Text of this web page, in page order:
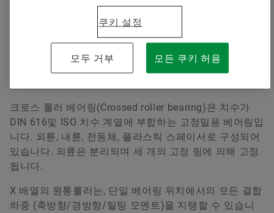
Forwarding to the web shop
크로스 롤러 베어링(Crossed roller bearing)은 치수가
DIN 616및 ISO 치수 계열에 부합하는 고정밀용 베어링입
니다. 외륜, 내륜, 전동체, 플라스틱 스페이서로 구성되어
있습니다. 외륜은 분리되며 세 개의 고정 링에 의해 고정
됩니다.
X 배열의 원통롤러는, 단일 베어링 위치에서의 모든 결합
하중 (축방향/경방향/틸팅 모멘트)을 지탱할 수 있습니
쿠키 설정
모두 거부 모든 쿠키 허용